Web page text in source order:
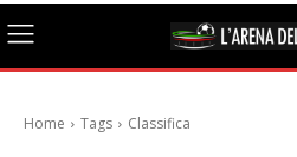
Home Tags Classifica